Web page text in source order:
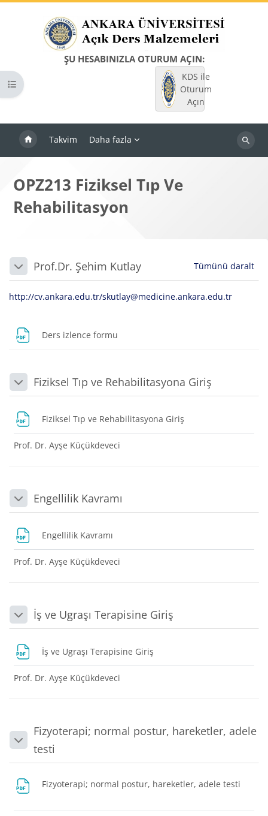
ŞU HESABINIZLA OTURUM AÇIN:
KDS ile
Oturum
Açın
Takvim Daha fazla
Dersleri
Kurs dizinini aç
OPZ213 Fiziksel Tıp Ve
Rehabilitasyon
Bloklar
Bölüm anahatları
DaraltProf.Dr. Şehim Kutlay Tümünü daralt
http://cv.ankara.edu.tr/skutlay@medicine.ankara.edu.tr
Ders izlence formu
DaraltFiziksel Tıp ve Rehabilitasyona Giriş
Fiziksel Tıp ve Rehabilitasyona Giriş
Prof. Dr. Ayşe Küçükdeveci
DaraltEngellilik Kavramı
Engellilik Kavramı
Prof. Dr. Ayşe Küçükdeveci
Daraltİş ve Ugraşı Terapisine Giriş
İş ve Ugraşı Terapisine Giriş
Prof. Dr. Ayşe Küçükdeveci
Daralt
Fizyoterapi; normal postur, hareketler, adele
testi
Fizyoterapi; normal postur, hareketler, adele testi